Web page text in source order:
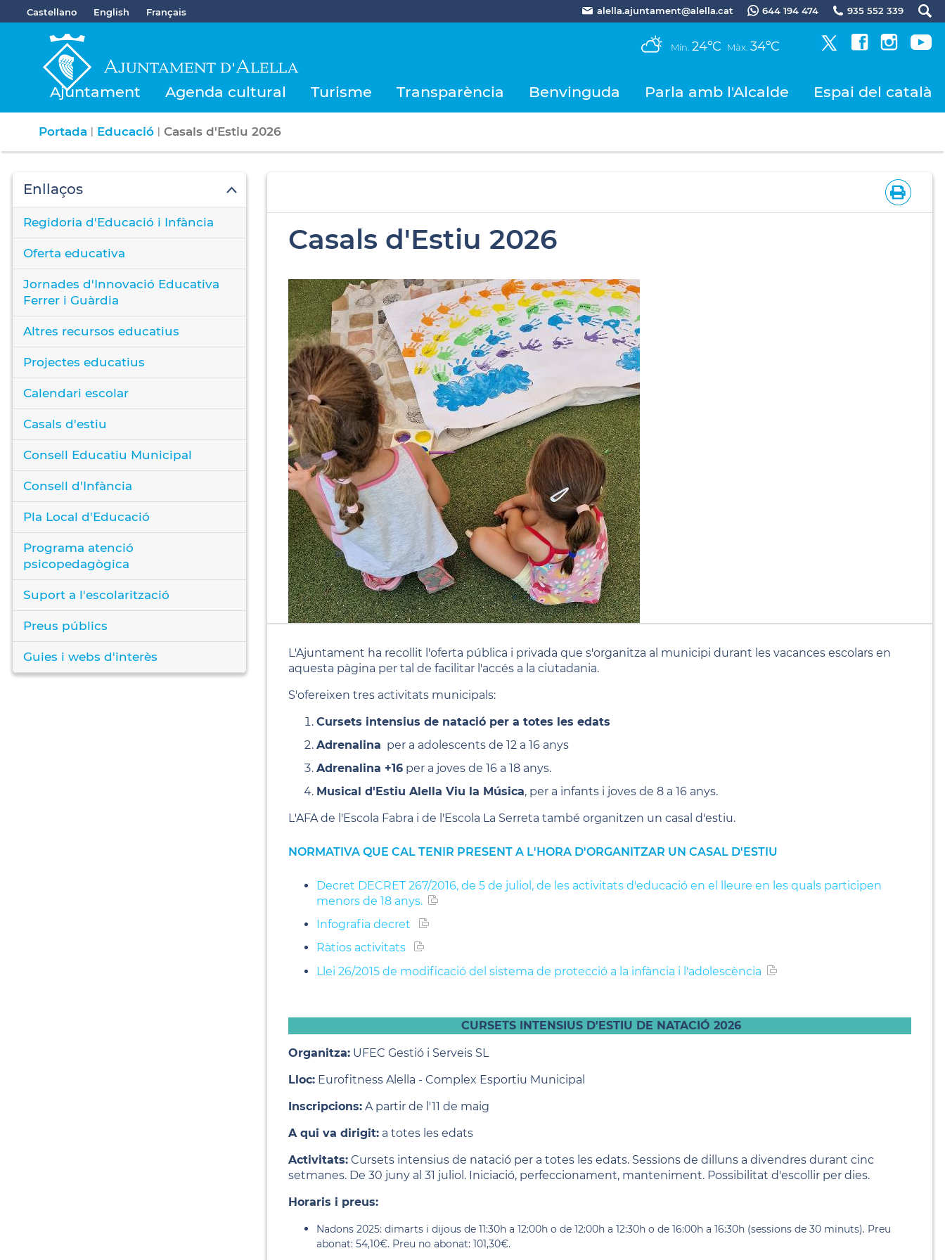
Castellano English Français alella.ajuntament@alella.cat 644 194 474 935 552 339
Mín. 24ºC Màx. 34ºC
Ajuntament Agenda cultural Turisme Transparència Benvinguda Parla amb l'Alcalde Espai del català
Portada | Educació | Casals d'Estiu 2026
Enllaços
Regidoria d'Educació i Infància
Oferta educativa
Jornades d'Innovació Educativa
Ferrer i Guàrdia
Altres recursos educatius
Projectes educatius
Calendari escolar
Casals d'estiu
Consell Educatiu Municipal
Consell d'Infància
Pla Local d'Educació
Programa atenció
psicopedagògica
Suport a l'escolarització
Preus públics
Guies i webs d'interès
Casals d'Estiu 2026
L'Ajuntament ha recollit l'oferta pública i privada que s'organitza al municipi durant les vacances escolars en
aquesta pàgina per tal de facilitar l'accés a la ciutadania.
S'ofereixen tres activitats municipals:
Cursets intensius de natació per a totes les edats
Adrenalina per a adolescents de 12 a 16 anys
Adrenalina +16per a joves de 16 a 18 anys.
Musical d'Estiu Alella Viu la Música, per a infants i joves de 8 a 16 anys.
L'AFA de l'Escola Fabra i de l'Escola La Serreta també organitzen un casal d'estiu.
NORMATIVA QUE CAL TENIR PRESENT A L'HORA D'ORGANITZAR UN CASAL D'ESTIU
Decret DECRET 267/2016, de 5 de juliol, de les activitats d'educació en el lleure en les quals participen
menors de 18 anys.
Infografia decret
Ràtios activitats
Llei 26/2015 de modificació del sistema de protecció a la infància i l'adolescència
CURSETS INTENSIUS D'ESTIU DE NATACIÓ 2026
Organitza:UFEC Gestió i Serveis SL
Lloc:Eurofitness Alella - Complex Esportiu Municipal
Inscripcions:A partir de l'11 de maig
A qui va dirigit:a totes les edats
Activitats:Cursets intensius de natació per a totes les edats. Sessions de dilluns a divendres durant cinc
setmanes. De 30 juny al 31 juliol. Iniciació, perfeccionament, manteniment. Possibilitat d'escollir per dies.
Horaris i preus:
Nadons 2025: dimarts i dijous de 11:30h a 12:00h o de 12:00h a 12:30h o de 16:00h a 16:30h (sessions de 30 minuts). Preu
abonat: 54,10€. Preu no abonat: 101,30€.